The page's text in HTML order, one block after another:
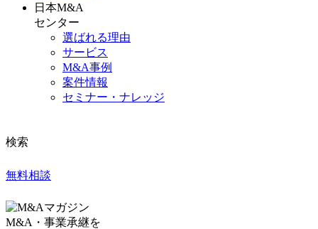
日本M&A
センター
選ばれる理由
サービス
M&A事例
案件情報
セミナー・ナレッジ
検索
無料相談
M&A・事業承継を